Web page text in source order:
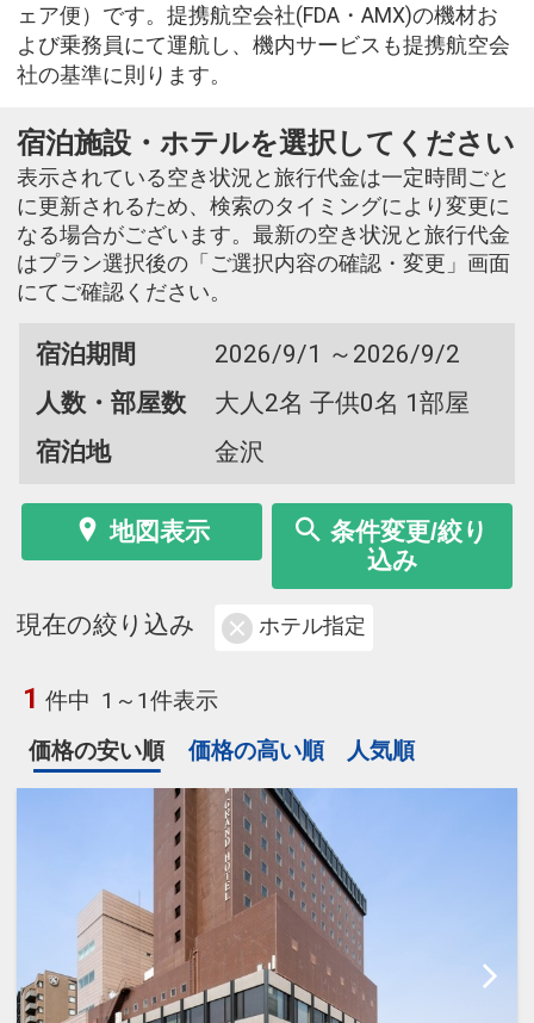
ェア便）です。提携航空会社(FDA・AMX)の機材お
よび乗務員にて運航し、機内サービスも提携航空会
社の基準に則ります。
宿泊施設・ホテルを選択してください
表示されている空き状況と旅行代金は一定時間ごと
に更新されるため、検索のタイミングにより変更に
なる場合がございます。最新の空き状況と旅行代金
はプラン選択後の「ご選択内容の確認・変更」画面
にてご確認ください。
宿泊期間
2026/9/1 ～2026/9/2
人数・部屋数
大人2名 子供0名 1部屋
宿泊地
金沢
地図表示
条件変更/絞り
込み
現在の絞り込み ホテル指定
1 件中 1～1件表示
価格の安い順
価格の高い順 人気順